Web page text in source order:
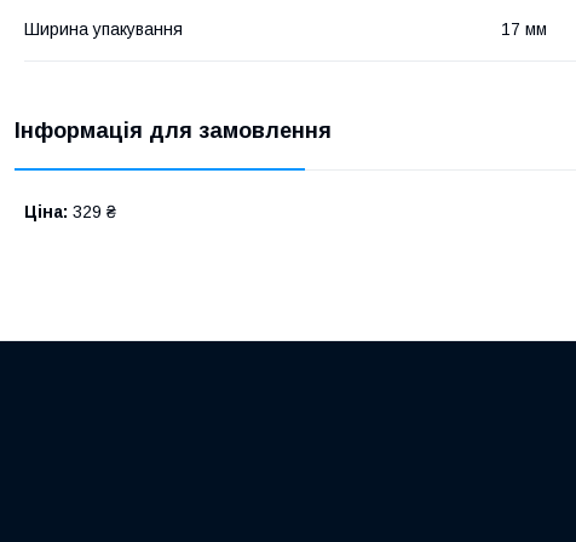
Ширина упакування 17 мм
Інформація для замовлення
Ціна: 329 ₴